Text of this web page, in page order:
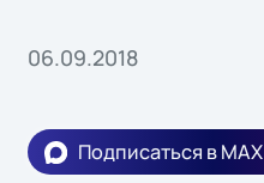
06.09.2018
Подписаться в MAX